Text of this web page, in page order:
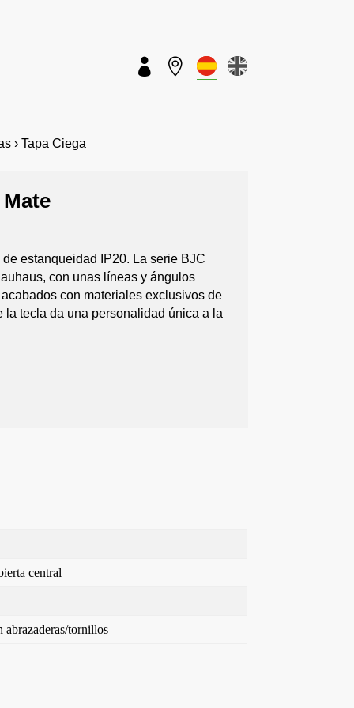
 
› Tapa Ciega
estanqueidad IP20. La serie BJC
con unas líneas y ángulos
con materiales exclusivos de
la tecla da una personalidad única a la
central
abrazaderas/tornillos